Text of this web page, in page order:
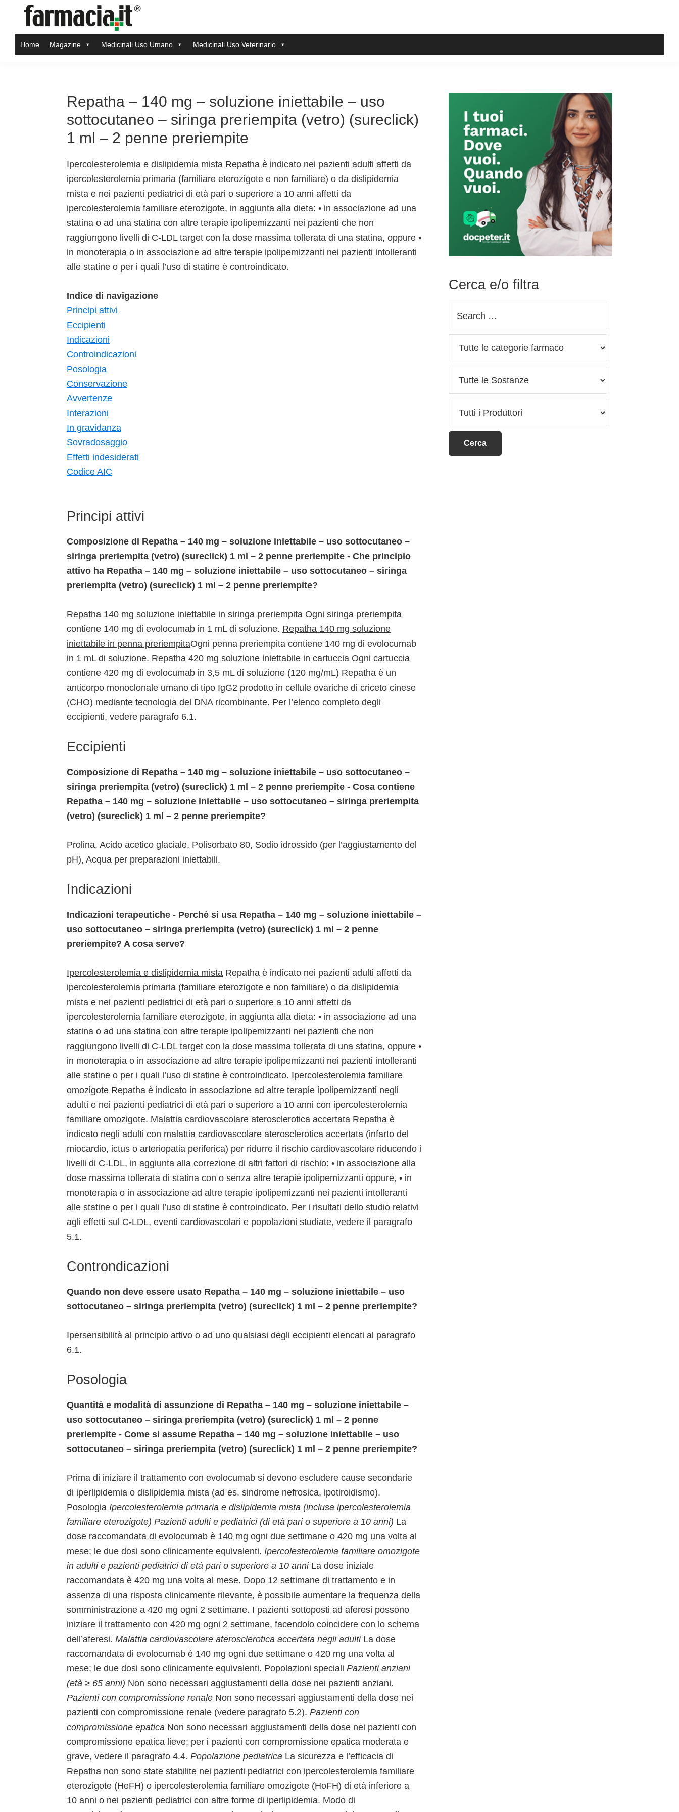
primary
main
primary
footerFarmacia.it
magazine
Home Magazine Medicinali Uso Umano Medicinali Uso Veterinario
Repatha – 140 mg – soluzione iniettabile – uso
sottocutaneo – siringa preriempita (vetro) (sureclick)
1 ml – 2 penne preriempite
Ipercolesterolemia e dislipidemia mista Repatha è indicato nei pazienti adulti affetti da
ipercolesterolemia primaria (familiare eterozigote e non familiare) o da dislipidemia
mista e nei pazienti pediatrici di età pari o superiore a 10 anni affetti da
ipercolesterolemia familiare eterozigote, in aggiunta alla dieta: • in associazione ad una
statina o ad una statina con altre terapie ipolipemizzanti nei pazienti che non
raggiungono livelli di C-LDL target con la dose massima tollerata di una statina, oppure •
in monoterapia o in associazione ad altre terapie ipolipemizzanti nei pazienti intolleranti
alle statine o per i quali l’uso di statine è controindicato.
Indice di navigazione
Principi attivi
Eccipienti
Indicazioni
Controindicazioni
Posologia
Conservazione
Avvertenze
Interazioni
In gravidanza
Sovradosaggio
Effetti indesiderati
Codice AIC
Principi attivi
Composizione di Repatha – 140 mg – soluzione iniettabile – uso sottocutaneo –
siringa preriempita (vetro) (sureclick) 1 ml – 2 penne preriempite - Che principio
attivo ha Repatha – 140 mg – soluzione iniettabile – uso sottocutaneo – siringa
preriempita (vetro) (sureclick) 1 ml – 2 penne preriempite?
Repatha 140 mg soluzione iniettabile in siringa preriempita Ogni siringa preriempita
contiene 140 mg di evolocumab in 1 mL di soluzione. Repatha 140 mg soluzione
iniettabile in penna preriempitaOgni penna preriempita contiene 140 mg di evolocumab
in 1 mL di soluzione. Repatha 420 mg soluzione iniettabile in cartuccia Ogni cartuccia
contiene 420 mg di evolocumab in 3,5 mL di soluzione (120 mg/mL) Repatha è un
anticorpo monoclonale umano di tipo IgG2 prodotto in cellule ovariche di criceto cinese
(CHO) mediante tecnologia del DNA ricombinante. Per l’elenco completo degli
eccipienti, vedere paragrafo 6.1.
Eccipienti
Composizione di Repatha – 140 mg – soluzione iniettabile – uso sottocutaneo –
siringa preriempita (vetro) (sureclick) 1 ml – 2 penne preriempite - Cosa contiene
Repatha – 140 mg – soluzione iniettabile – uso sottocutaneo – siringa preriempita
(vetro) (sureclick) 1 ml – 2 penne preriempite?
Prolina, Acido acetico glaciale, Polisorbato 80, Sodio idrossido (per l’aggiustamento del
pH), Acqua per preparazioni iniettabili.
Indicazioni
Indicazioni terapeutiche - Perchè si usa Repatha – 140 mg – soluzione iniettabile –
uso sottocutaneo – siringa preriempita (vetro) (sureclick) 1 ml – 2 penne
preriempite? A cosa serve?
Ipercolesterolemia e dislipidemia mista Repatha è indicato nei pazienti adulti affetti da
ipercolesterolemia primaria (familiare eterozigote e non familiare) o da dislipidemia
mista e nei pazienti pediatrici di età pari o superiore a 10 anni affetti da
ipercolesterolemia familiare eterozigote, in aggiunta alla dieta: • in associazione ad una
statina o ad una statina con altre terapie ipolipemizzanti nei pazienti che non
raggiungono livelli di C-LDL target con la dose massima tollerata di una statina, oppure •
in monoterapia o in associazione ad altre terapie ipolipemizzanti nei pazienti intolleranti
alle statine o per i quali l’uso di statine è controindicato. Ipercolesterolemia familiare
omozigote Repatha è indicato in associazione ad altre terapie ipolipemizzanti negli
adulti e nei pazienti pediatrici di età pari o superiore a 10 anni con ipercolesterolemia
familiare omozigote. Malattia cardiovascolare aterosclerotica accertata Repatha è
indicato negli adulti con malattia cardiovascolare aterosclerotica accertata (infarto del
miocardio, ictus o arteriopatia periferica) per ridurre il rischio cardiovascolare riducendo i
livelli di C-LDL, in aggiunta alla correzione di altri fattori di rischio: • in associazione alla
dose massima tollerata di statina con o senza altre terapie ipolipemizzanti oppure, • in
monoterapia o in associazione ad altre terapie ipolipemizzanti nei pazienti intolleranti
alle statine o per i quali l’uso di statine è controindicato. Per i risultati dello studio relativi
agli effetti sul C-LDL, eventi cardiovascolari e popolazioni studiate, vedere il paragrafo
5.1.
Controndicazioni
Quando non deve essere usato Repatha – 140 mg – soluzione iniettabile – uso
sottocutaneo – siringa preriempita (vetro) (sureclick) 1 ml – 2 penne preriempite?
Ipersensibilità al principio attivo o ad uno qualsiasi degli eccipienti elencati al paragrafo
6.1.
Posologia
Quantità e modalità di assunzione di Repatha – 140 mg – soluzione iniettabile –
uso sottocutaneo – siringa preriempita (vetro) (sureclick) 1 ml – 2 penne
preriempite - Come si assume Repatha – 140 mg – soluzione iniettabile – uso
sottocutaneo – siringa preriempita (vetro) (sureclick) 1 ml – 2 penne preriempite?
Prima di iniziare il trattamento con evolocumab si devono escludere cause secondarie
di iperlipidemia o dislipidemia mista (ad es. sindrome nefrosica, ipotiroidismo).
Posologia Ipercolesterolemia primaria e dislipidemia mista (inclusa ipercolesterolemia
familiare eterozigote) Pazienti adulti e pediatrici (di età pari o superiore a 10 anni) La
dose raccomandata di evolocumab è 140 mg ogni due settimane o 420 mg una volta al
mese; le due dosi sono clinicamente equivalenti. Ipercolesterolemia familiare omozigote
in adulti e pazienti pediatrici di età pari o superiore a 10 anniLa dose iniziale
raccomandata è 420 mg una volta al mese. Dopo 12 settimane di trattamento e in
assenza di una risposta clinicamente rilevante, è possibile aumentare la frequenza della
somministrazione a 420 mg ogni 2 settimane. I pazienti sottoposti ad aferesi possono
iniziare il trattamento con 420 mg ogni 2 settimane, facendolo coincidere con lo schema
dell’aferesi. Malattia cardiovascolare aterosclerotica accertata negli adultiLa dose
raccomandata di evolocumab è 140 mg ogni due settimane o 420 mg una volta al
mese; le due dosi sono clinicamente equivalenti. Popolazioni speciali Pazienti anziani
(età ≥ 65 anni) Non sono necessari aggiustamenti della dose nei pazienti anziani.
Pazienti con compromissione renale Non sono necessari aggiustamenti della dose nei
pazienti con compromissione renale (vedere paragrafo 5.2). Pazienti con
compromissione epatica Non sono necessari aggiustamenti della dose nei pazienti con
compromissione epatica lieve; per i pazienti con compromissione epatica moderata e
grave, vedere il paragrafo 4.4. Popolazione pediatrica La sicurezza e l’efficacia di
Repatha non sono state stabilite nei pazienti pediatrici con ipercolesterolemia familiare
eterozigote (HeFH) o ipercolesterolemia familiare omozigote (HoFH) di età inferiore a
10 anni o nei pazienti pediatrici con altre forme di iperlipidemia. Modo di
Sidebar
Cerca e/o filtra